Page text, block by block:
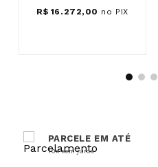
R$ 16 . 272, 00 no PIX
PARCELE EM ATÉ
10x sem juros